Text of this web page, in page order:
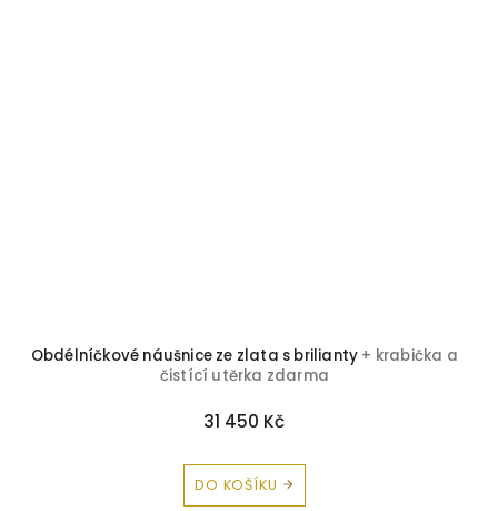
Obdélníčkové náušnice ze zlata s brilianty + krabička a
čistící utěrka zdarma
31 450 Kč
DO KOŠÍKU